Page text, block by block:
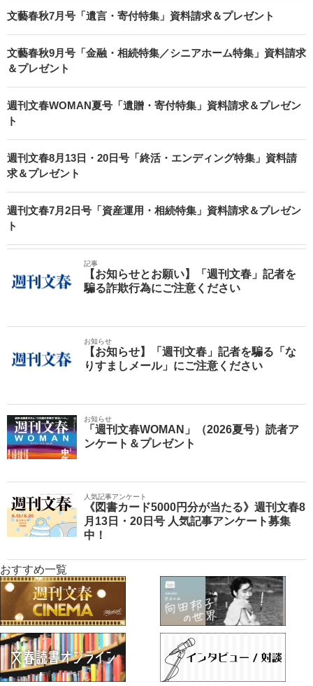
文藝春秋7月号「遺言・寄付特集」資料請求＆プレゼント
文藝春秋9月号「金融・相続特集／シニアホーム特集」資料請求
＆プレゼント
週刊文春WOMAN夏号「遺贈・寄付特集」資料請求＆プレゼン
ト
週刊文春8月13日・20日号「終活・エンディング特集」資料請
求＆プレゼント
週刊文春7月2日号「資産運用・相続特集」資料請求＆プレゼン
ト
記事
【お知らせとお願い】「週刊文春」記者を
騙る詐欺行為にご注意ください
お知らせ
【お知らせ】「週刊文春」記者を騙る「な
りすましメール」にご注意ください
お知らせ
「週刊文春WOMAN」（2026夏号）読者ア
ンケート＆プレゼント
人気記事アンケート
《図書カード5000円分が当たる》週刊文春8
月13日・20日号 人気記事アンケート募集
中！
おすすめ一覧